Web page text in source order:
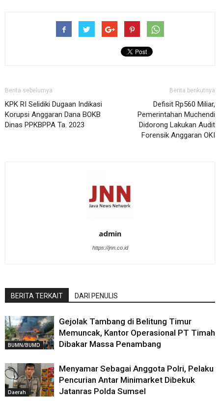
Berita sebelumya
KPK RI Selidiki Dugaan Indikasi
Korupsi Anggaran Dana BOKB
Dinas PPKBPPA Ta. 2023
Berita berikutnya
Defisit Rp560 Miliar,
Pemerintahan Muchendi
Didorong Lakukan Audit
Forensik Anggaran OKI
admin
https://jnn.co.id
BERITA TERKAIT DARI PENULIS
BUMN/BUMD
Gejolak Tambang di Belitung Timur
Memuncak, Kantor Operasional PT Timah
Dibakar Massa Penambang
Daerah
Menyamar Sebagai Anggota Polri, Pelaku
Pencurian Antar Minimarket Dibekuk
Jatanras Polda Sumsel